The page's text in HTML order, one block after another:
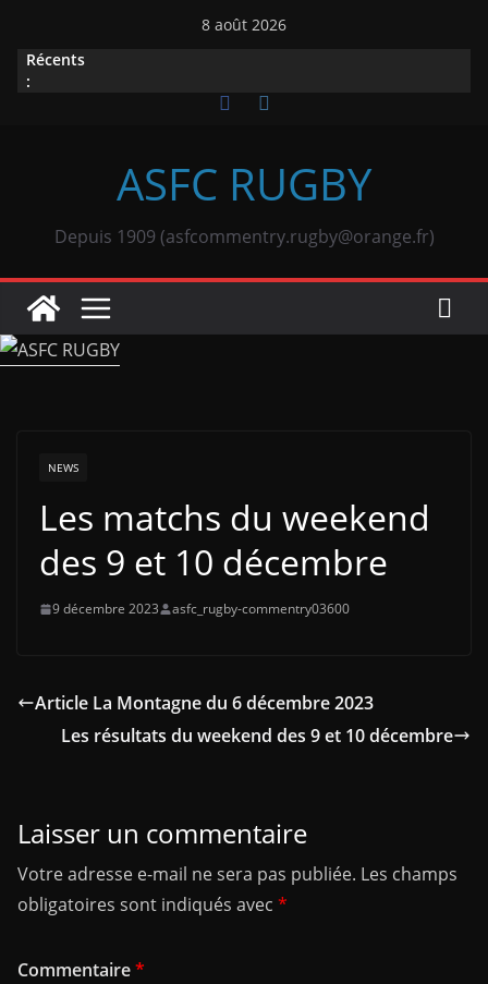
contenu
8 août 2026
Récents
:
ASFC RUGBY
Depuis 1909 (asfcommentry.rugby@orange.fr)
NEWS
Les matchs du weekend
des 9 et 10 décembre
9 décembre 2023 asfc_rugby-commentry03600
Article La Montagne du 6 décembre 2023
Les résultats du weekend des 9 et 10 décembre
Laisser un commentaire
Votre adresse e-mail ne sera pas publiée. Les champs
obligatoires sont indiqués avec *
Commentaire*